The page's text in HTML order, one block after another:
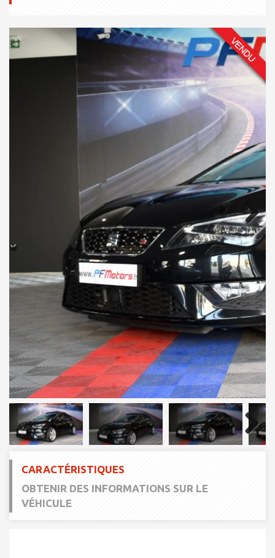
Next
Next
CARACTÉRISTIQUES
OBTENIR DES INFORMATIONS SUR LE
VÉHICULE